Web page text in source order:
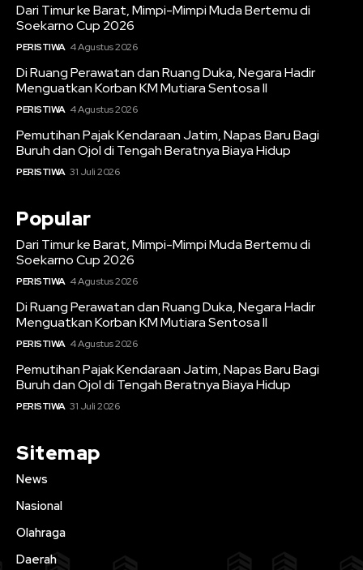
Dari Timur ke Barat, Mimpi-Mimpi Muda Bertemu di
Soekarno Cup 2026
PERISTIWA 4 Agustus 2026
Di Ruang Perawatan dan Ruang Duka, Negara Hadir
Menguatkan Korban KM Mutiara Sentosa II
PERISTIWA 4 Agustus 2026
Pemutihan Pajak Kendaraan Jatim, Napas Baru Bagi
Buruh dan Ojol di Tengah Beratnya Biaya Hidup
PERISTIWA 31 Juli 2026
Popular
Dari Timur ke Barat, Mimpi-Mimpi Muda Bertemu di
Soekarno Cup 2026
PERISTIWA 4 Agustus 2026
Di Ruang Perawatan dan Ruang Duka, Negara Hadir
Menguatkan Korban KM Mutiara Sentosa II
PERISTIWA 4 Agustus 2026
Pemutihan Pajak Kendaraan Jatim, Napas Baru Bagi
Buruh dan Ojol di Tengah Beratnya Biaya Hidup
PERISTIWA 31 Juli 2026
Sitemap
News
Nasional
Olahraga
Daerah